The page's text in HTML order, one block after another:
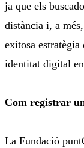
ja que els
distància i, a
exitosa
identitat digital
Com registrar
La Fundació